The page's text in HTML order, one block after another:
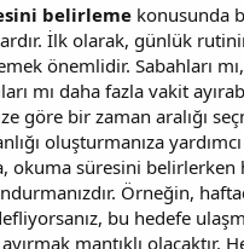
belirleme konusunda
İlk olarak, günlük
önemlidir. Sabahları
mı daha fazla vakit
göre bir zaman aralığı
oluşturmanıza
okuma süresini belirlerken
Örneğin,
bu hedefe
mantıklı olacaktır.